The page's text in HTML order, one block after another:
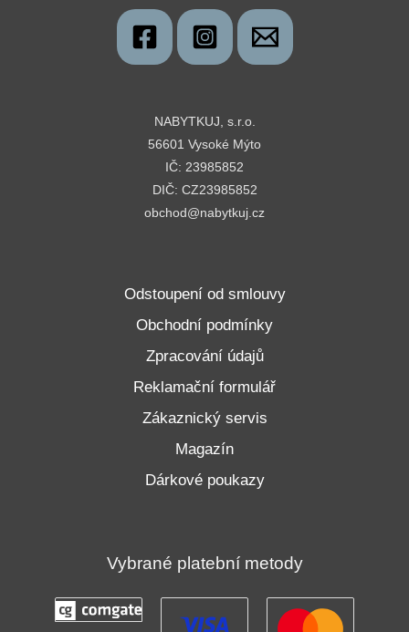
NABYTKUJ, s.r.o.
56601 Vysoké Mýto
IČ: 23985852
DIČ: CZ23985852
obchod@nabytkuj.cz
Odstoupení od smlouvy
Obchodní podmínky
Zpracování údajů
Reklamační formulář
Zákaznický servis
Magazín
Dárkové poukazy
Vybrané platební metody